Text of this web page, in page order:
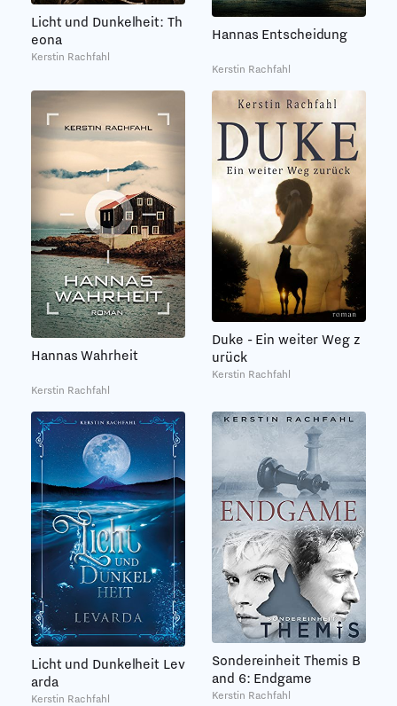
Licht und Dunkelheit: Th
eona
Kerstin Rachfahl
Hannas Entscheidung
Kerstin Rachfahl
Hannas Wahrheit
Kerstin Rachfahl
Duke - Ein weiter Weg z
urück
Kerstin Rachfahl
Licht und Dunkelheit Lev
arda
Kerstin Rachfahl
Sondereinheit Themis B
and 6: Endgame
Kerstin Rachfahl